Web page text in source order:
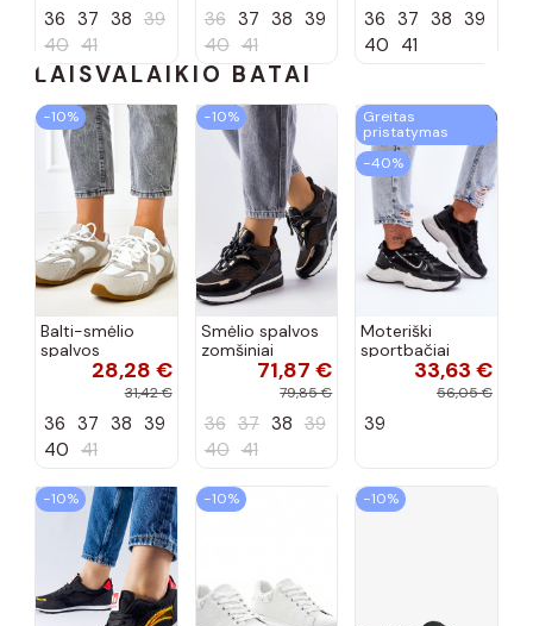
36 37 38 39
40 41
36 37 38 39
40 41
36 37 38 39
40 41
LAISVALAIKIO BATAI
−10%
Balti-smėlio
spalvos
sportiniai
Casey
28,28 €
31,42 €
36 37 38 39
40 41
−10%
Smėlio spalvos
zomšiniai
sportiniai
bateliai, „Karino"
71,87 €
79,85 €
36 37 38 39
40 41
Greitas
pristatymas
−40%
Moteriški
sportbačiai
juodos spalvos
33,63 €
56,05 €
39
−10% −10% −10%